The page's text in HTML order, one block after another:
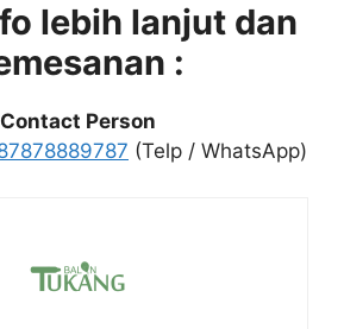
lebih lanjut dan
:
Contact Person
(Telp / WhatsApp)